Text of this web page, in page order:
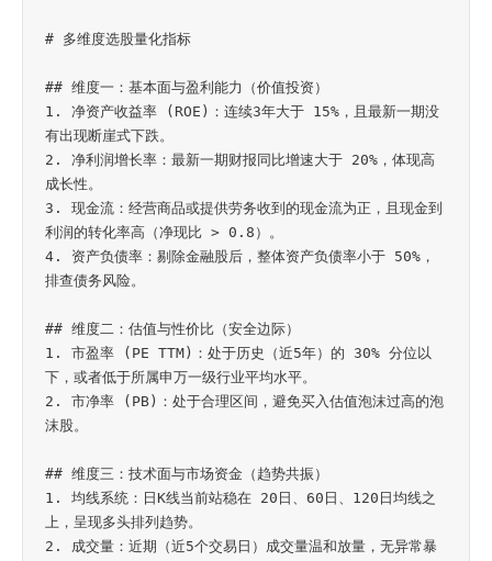
# 多维度选股量化指标
## 维度一：基本面与盈利能力（价值投资）
1. 净资产收益率 (ROE)：连续3年大于 15%，且最新一期没
有出现断崖式下跌。
2. 净利润增长率：最新一期财报同比增速大于 20%，体现高
成长性。
3. 现金流：经营商品或提供劳务收到的现金流为正，且现金到
利润的转化率高（净现比 > 0.8）。
4. 资产负债率：剔除金融股后，整体资产负债率小于 50%，
排查债务风险。
## 维度二：估值与性价比（安全边际）
1. 市盈率 (PE TTM)：处于历史（近5年）的 30% 分位以
下，或者低于所属申万一级行业平均水平。
2. 市净率 (PB)：处于合理区间，避免买入估值泡沫过高的泡
沫股。
## 维度三：技术面与市场资金（趋势共振）
1. 均线系统：日K线当前站稳在 20日、60日、120日均线之
上，呈现多头排列趋势。
2. 成交量：近期（近5个交易日）成交量温和放量，无异常暴